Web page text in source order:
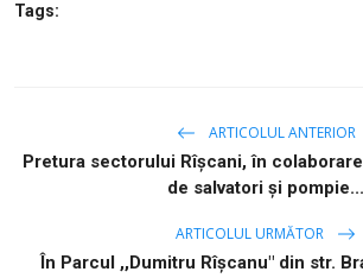
Tags:
ARTICOLUL ANTERIOR
Pretura sectorului Rîșcani, în
de salvatori și pompie...
ARTICOLUL URMĂTOR
În Parcul ,,Dumitru Rîșcanu" din str.